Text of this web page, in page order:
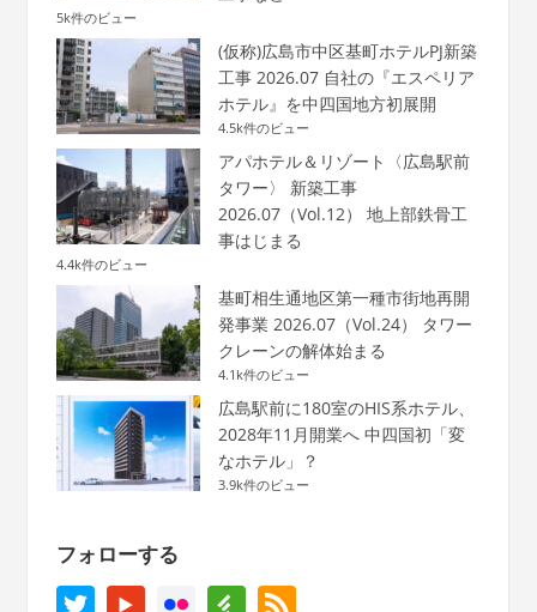
5k件のビュー
(仮称)広島市中区基町ホテルPJ新築
工事 2026.07 自社の『エスペリア
ホテル』を中四国地方初展開
4.5k件のビュー
アパホテル＆リゾート〈広島駅前
タワー〉 新築工事
2026.07（Vol.12） 地上部鉄骨工
事はじまる
4.4k件のビュー
基町相生通地区第一種市街地再開
発事業 2026.07（Vol.24） タワー
クレーンの解体始まる
4.1k件のビュー
広島駅前に180室のHIS系ホテル、
2028年11月開業へ 中四国初「変
なホテル」？
3.9k件のビュー
フォローする